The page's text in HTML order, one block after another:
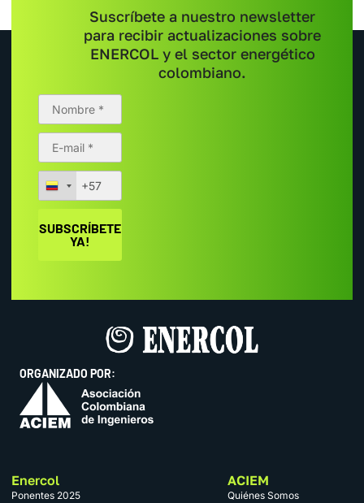
Suscríbete a nuestro newsletter
para recibir actualizaciones sobre
ENERCOL y el sector energético
colombiano.
ORGANIZADO POR:
Enercol
Ponentes 2025
ACIEM
Quiénes Somos